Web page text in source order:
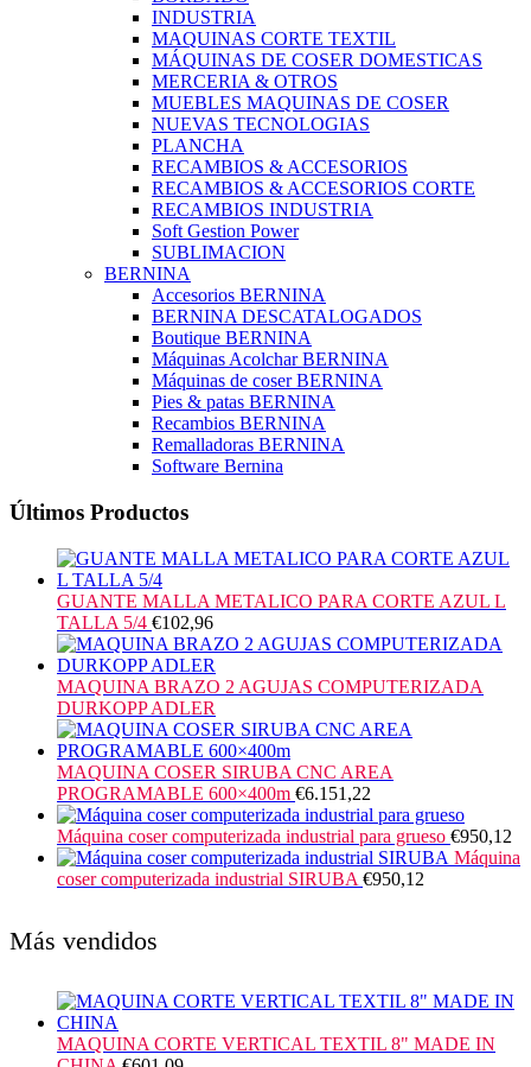
INDUSTRIA
MAQUINAS CORTE TEXTIL
MÁQUINAS DE COSER DOMESTICAS
MERCERIA & OTROS
MUEBLES MAQUINAS DE COSER
NUEVAS TECNOLOGIAS
PLANCHA
RECAMBIOS & ACCESORIOS
RECAMBIOS & ACCESORIOS CORTE
RECAMBIOS INDUSTRIA
Soft Gestion Power
SUBLIMACION
BERNINA
Accesorios BERNINA
BERNINA DESCATALOGADOS
Boutique BERNINA
Máquinas Acolchar BERNINA
Máquinas de coser BERNINA
Pies & patas BERNINA
Recambios BERNINA
Remalladoras BERNINA
Software Bernina
Últimos Productos
GUANTE MALLA METALICO PARA CORTE AZUL L
TALLA 5/4 €102,96
MAQUINA BRAZO 2 AGUJAS COMPUTERIZADA
DURKOPP ADLER
MAQUINA COSER SIRUBA CNC AREA
PROGRAMABLE 600×400m €6.151,22
Máquina coser computerizada industrial para grueso €950,12
Máquina
coser computerizada industrial SIRUBA €950,12
Más vendidos
MAQUINA CORTE VERTICAL TEXTIL 8" MADE IN